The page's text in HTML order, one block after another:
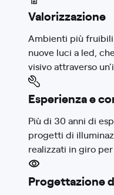
Valorizzazione
Ambienti più
nuove luci a led,
visivo attraverso
Esperienza e
Più di 30 anni di
progetti di
realizzati in giro
Progettazione